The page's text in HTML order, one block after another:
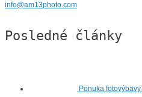
info@am13photo.com
Posledné články
Ponuka fotovýbavy